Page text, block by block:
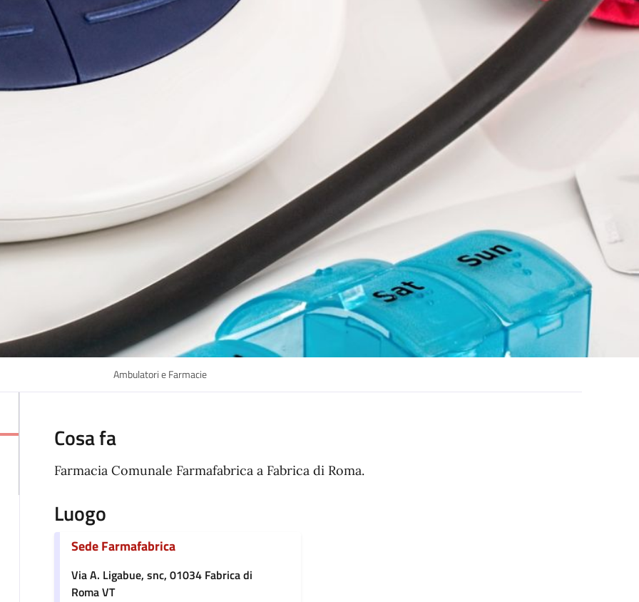
Ambulatori e Farmacie
Cosa fa
Farmacia Comunale Farmafabrica a Fabrica di Roma.
Luogo
Sede Farmafabrica
Via A. Ligabue, snc, 01034 Fabrica di
Roma VT